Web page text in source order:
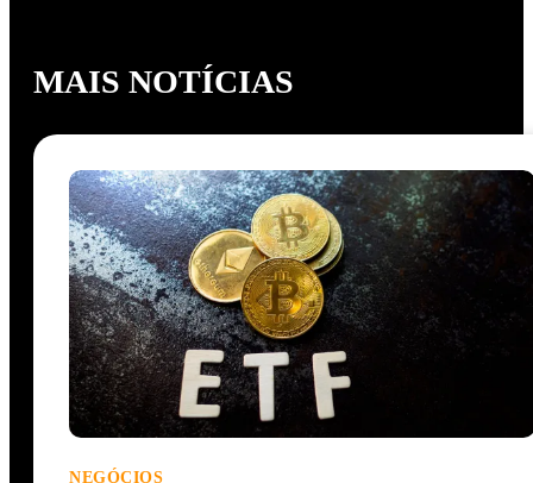
MAIS NOTÍCIAS
NEGÓCIOS